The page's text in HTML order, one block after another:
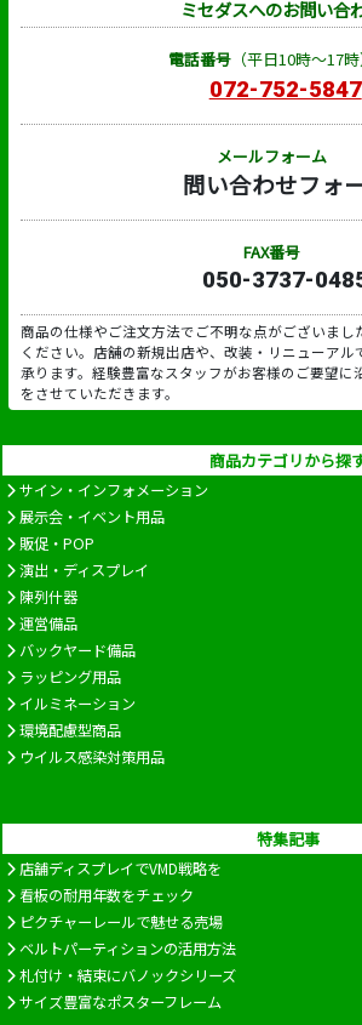
ミセダスへのお問い合
電話番号（平日10時～17時
072-752-5847
メールフォーム
問い合わせフォ
FAX番号
050-3737-
商品の仕様やご注文方法でご不明な点がございまし
ください。店舗の新規出店や、改装・リニューアル
承ります。経験豊富なスタッフがお客様のご要望に
をさせていただきます。
商品カテゴリから探
サイン・インフォメーション
展示会・イベント用品
販促・POP
演出・ディスプレイ
陳列什器
運営備品
バックヤード備品
ラッピング用品
イルミネーション
環境配慮型商品
ウイルス感染対策用品
特集記事
店舗ディスプレイでVMD戦略を
看板の耐用年数をチェック
ピクチャーレールで魅せる売場
ベルトパーティションの活用方法
札付け・結束にバノックシリーズ
サイズ豊富なポスターフレーム